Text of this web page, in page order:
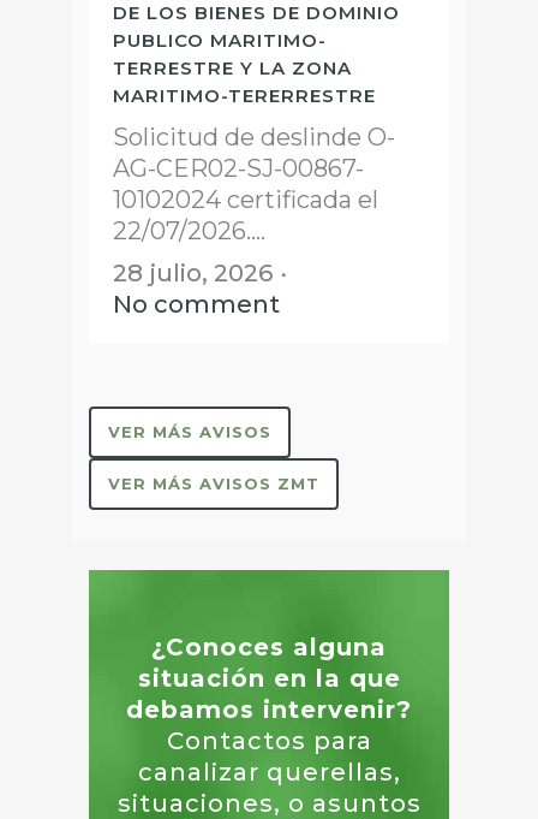
DE LOS BIENES DE DOMINIO
PUBLICO MARITIMO-
TERRESTRE Y LA ZONA
MARITIMO-TERERRESTRE
Solicitud de deslinde O-
AG-CER02-SJ-00867-
10102024 certificada el
22/07/2026....
28 julio, 2026
No comment
VER MÁS AVISOS
VER MÁS AVISOS ZMT
¿Conoces alguna
situación en la que
debamos intervenir?
Contactos para
canalizar querellas,
situaciones, o asuntos